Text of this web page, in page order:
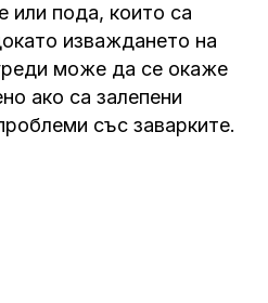
или пода, които са
изваждането на
може да се окаже
ако са залепени
със заварките.